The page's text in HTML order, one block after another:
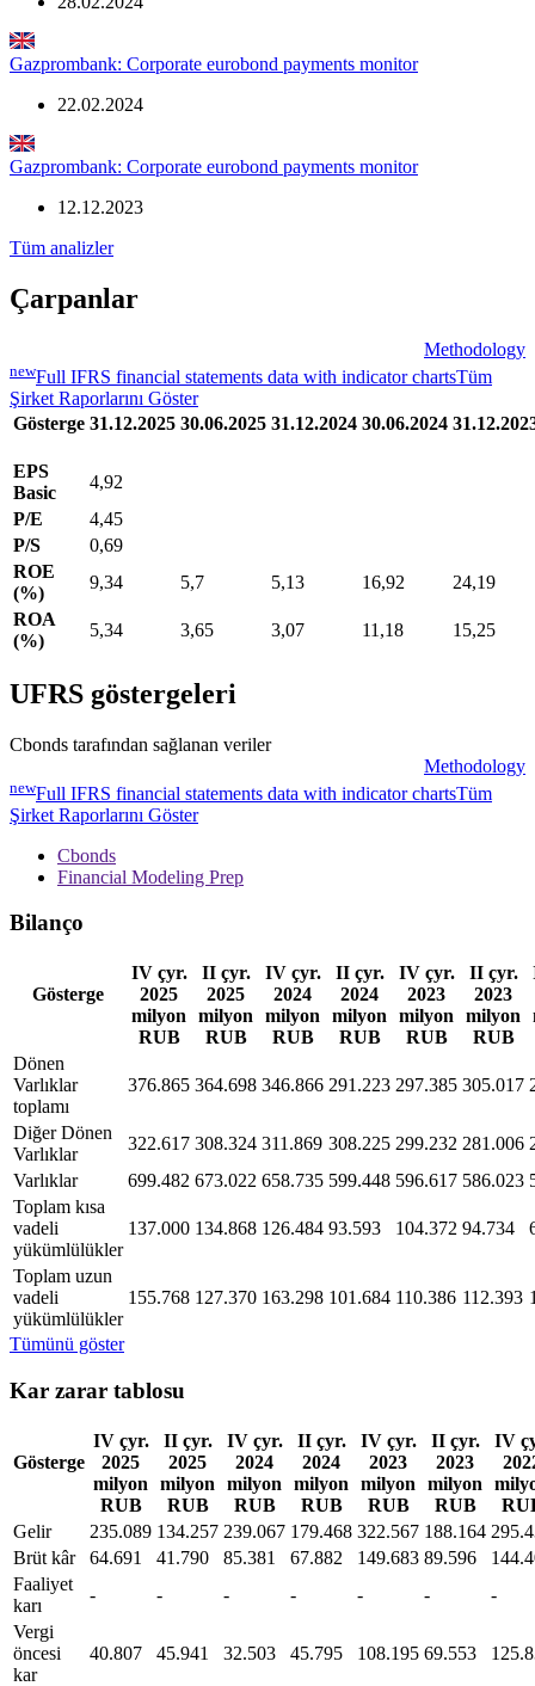
Gazprombank: Corporate eurobond payments monitor
22.02.2024
Gazprombank: Corporate eurobond payments monitor
12.12.2023
Tüm analizler
Çarpanlar
Methodology
newFull IFRS financial statements data with indicator chartsTüm
Şirket Raporlarını Göster
Gösterge 31.12.2025 30.06.2025 31.12.2024 30.06.2024
EPS
Basic
4,92
P/E
4,45
P/S
0,69
ROE
(%)
9,34 5,7 5,13 16,92
24,19
ROA
(%)
5,34 3,65 3,07 11,18 15,25
UFRS göstergeleri
Cbonds tarafından sağlanan veriler
Methodology
newFull IFRS financial statements data with indicator chartsTüm
Şirket Raporlarını Göster
Cbonds
Financial Modeling Prep
Bilanço
Gösterge
IV çyr.
2025
milyon
RUB
II çyr.
2025
milyon
RUB
IV çyr.
2024
milyon
RUB
II çyr.
2024
milyon
RUB
IV çyr.
2023
milyon
RUB
II çyr.
2023
milyon
RUB
Dönen
Varlıklar
toplamı
376.865 364.698 346.866 291.223 297.385 305.017
Diğer Dönen
Varlıklar
322.617 308.324 311.869 308.225 299.232 281.006
Varlıklar
699.482 673.022 658.735 599.448 596.617 586.023
Toplam kısa
vadeli
yükümlülükler
137.000 134.868 126.484 93.593 104.372 94.734
Toplam uzun
vadeli
yükümlülükler
155.768 127.370 163.298 101.684 110.386 112.393
Tümünü göster
Kar zarar tablosu
Gösterge
IV çyr.
2025
milyon
RUB
II çyr.
2025
milyon
RUB
IV çyr.
2024
milyon
RUB
II çyr.
2024
milyon
RUB
IV çyr.
2023
milyon
RUB
II çyr.
2023
milyon
RUB
IV
Gelir
235.089 134.257 239.067 179.468 322.567 188.164
Brüt kâr
64.691 41.790 85.381 67.882 149.683 89.596
Faaliyet
karı
- - - - - -
-
Vergi
öncesi
kar
40.807 45.941 32.503 45.795 108.195 69.553